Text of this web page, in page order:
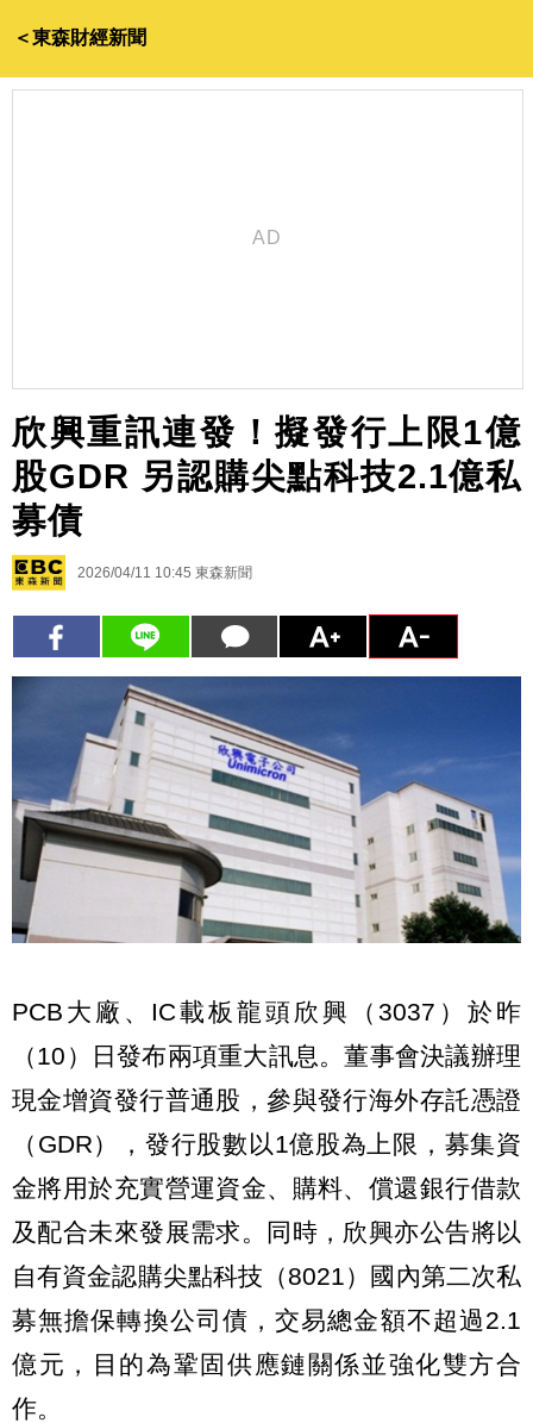
＜東森財經新聞
欣興重訊連發！擬發行上限1億
股GDR 另認購尖點科技2.1億私
募債
2026/04/11 10:45 東森新聞
PCB大廠、IC載板龍頭欣興（3037）於昨
（10）日發布兩項重大訊息。董事會決議辦理
現金增資發行普通股，參與發行海外存託憑證
（GDR），發行股數以1億股為上限，募集資
金將用於充實營運資金、購料、償還銀行借款
及配合未來發展需求。同時，欣興亦公告將以
自有資金認購尖點科技（8021）國內第二次私
募無擔保轉換公司債，交易總金額不超過2.1
億元，目的為鞏固供應鏈關係並強化雙方合
作。